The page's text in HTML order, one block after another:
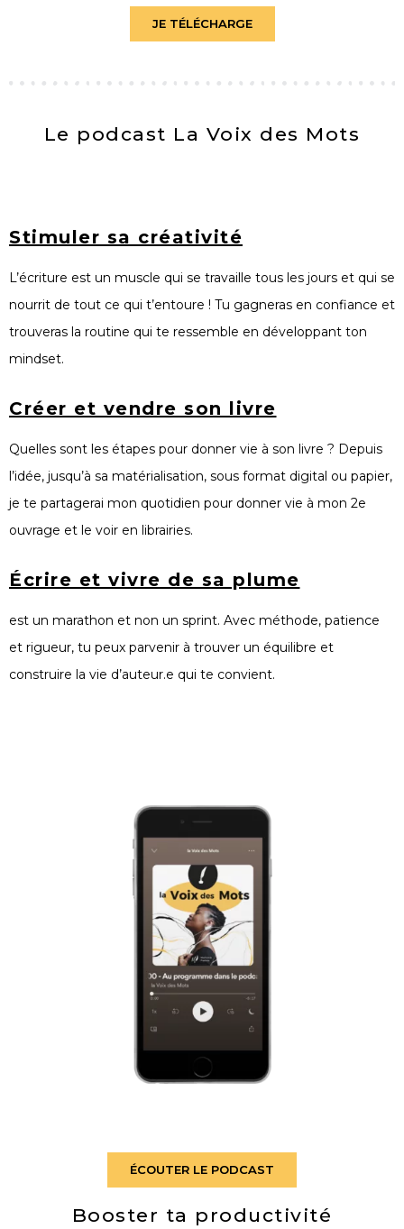
JE TÉLÉCHARGE
Le podcast La Voix des Mots
Stimuler sa créativité
L’écriture est un muscle qui se travaille tous les jours et qui se
nourrit de tout ce qui t’entoure ! Tu gagneras en confiance et
trouveras la routine qui te ressemble en développant ton
mindset.
Créer et vendre son livre
Quelles sont les étapes pour donner vie à son livre ? Depuis
l’idée, jusqu’à sa matérialisation, sous format digital ou papier,
je te partagerai mon quotidien pour donner vie à mon 2e
ouvrage et le voir en librairies.
Écrire et vivre de sa plume
est un marathon et non un sprint. Avec méthode, patience
et rigueur, tu peux parvenir à trouver un équilibre et
construire la vie d’auteur.e qui te convient.
ÉCOUTER LE PODCAST
Booster ta productivité